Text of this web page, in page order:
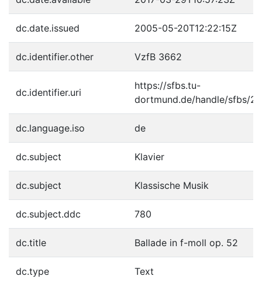
dc.date.issued 2005-05-20T12:22:15Z
dc.identifier.other VzfB 3662
dc.identifier.uri
https://sfbs.tu-
dortmund.de/handle/sfbs/
dc.language.iso de
dc.subject Klavier
dc.subject Klassische Musik
dc.subject.ddc 780
dc.title Ballade in f-moll op. 52
dc.type Text